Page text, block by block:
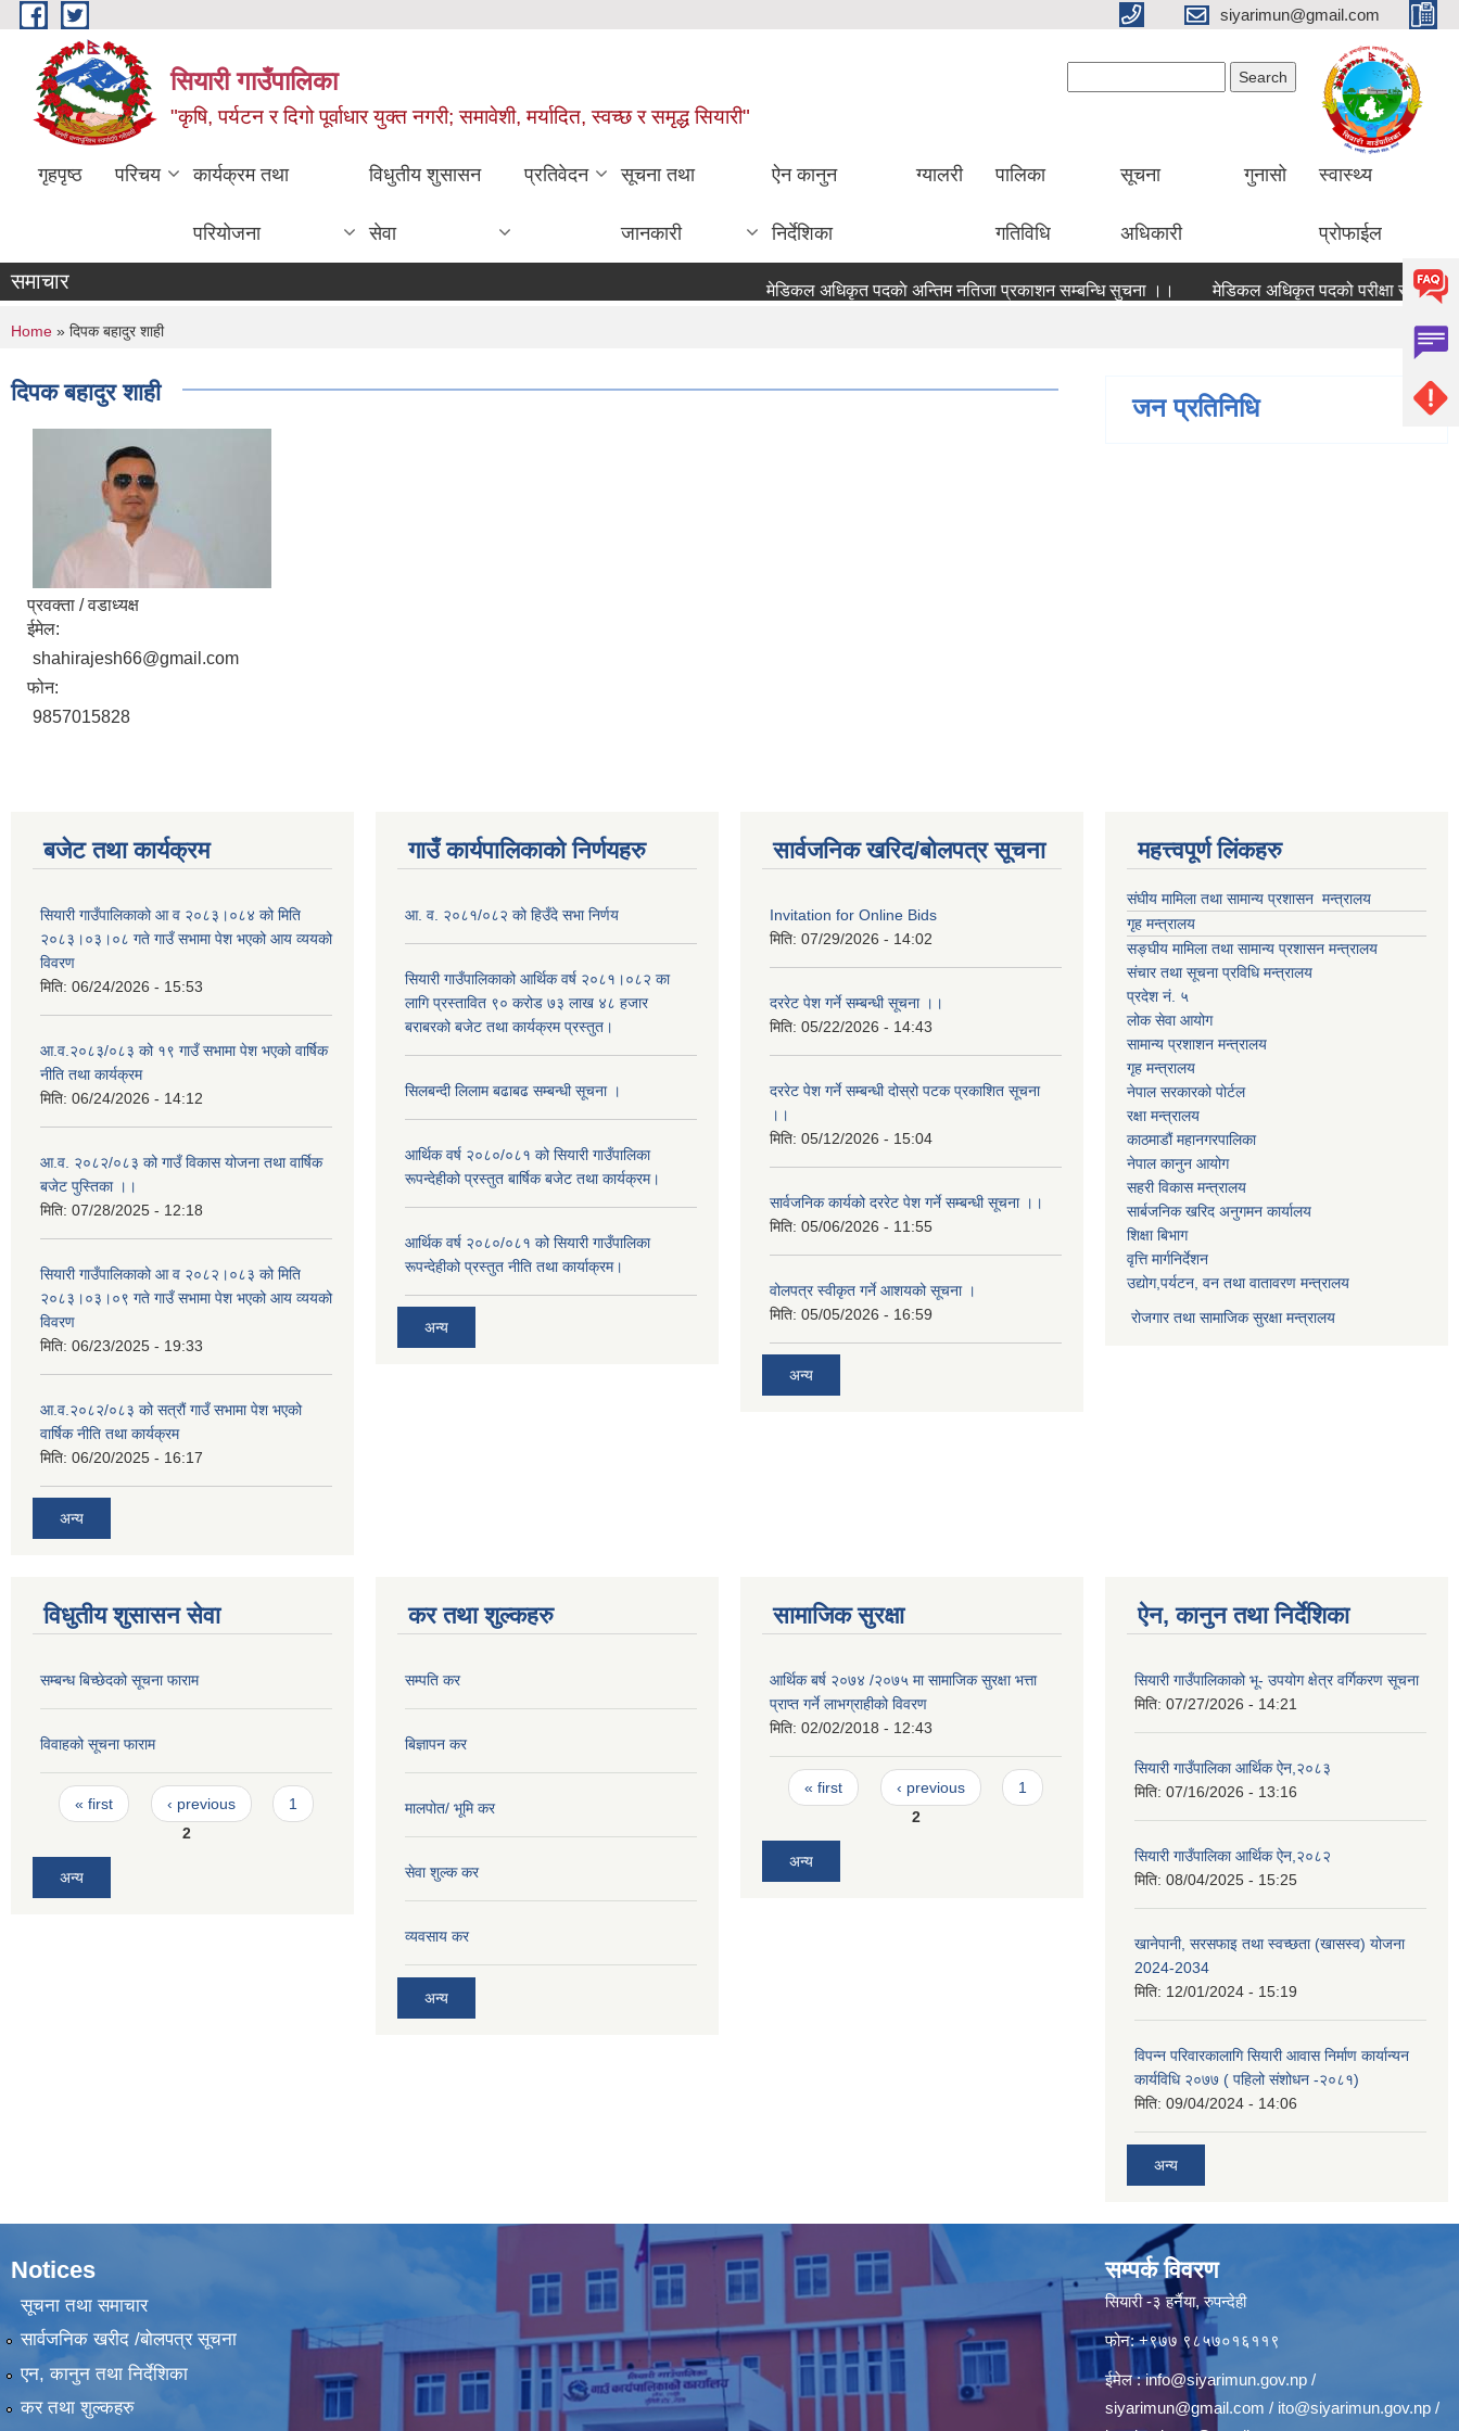
Skip to main content siyarimun@gmail.com
सियारी गाउँपालिका
"कृषि, पर्यटन र दिगो पूर्वाधार युक्त नगरी; समावेशी, मर्यादित, स्वच्छ र समृद्ध सियारी"
गृहपृष्ठ परिचय कार्यक्रम तथा
परियोजना
विधुतीय शुसासन
सेवा
प्रतिवेदन सूचना तथा
जानकारी
ऐन कानुन
निर्देशिका
ग्यालरी पालिका
गतिविधि
सूचना
अधिकारी
गुनासो स्वास्थ्य
प्रोफाईल
समाचार मेडिकल अधिकृत पदकाे अन्तिम नतिजा प्रकाशन सम्बन्धि सुचना ।। मेडिकल अधिकृत पदको परीक्षा सञ्चालन
You are here
Home » दिपक बहादुर शाही
दिपक बहादुर शाही
प्रवक्ता / वडाध्यक्ष
ईमेल:
shahirajesh66@gmail.com
फोन:
9857015828
जन प्रतिनिधि
बजेट तथा कार्यक्रम
सियारी गाउँपालिकाको आ व २०८३।०८४ को मिति
२०८३।०३।०८ गते गाउँ सभामा पेश भएको आय व्ययको
विवरण
मिति: 06/24/2026 - 15:53
आ.व.२०८३/०८३ को १९ गाउँ सभामा पेश भएको वार्षिक
नीति तथा कार्यक्रम
मिति: 06/24/2026 - 14:12
आ.व. २०८२/०८३ को गाउँ विकास योजना तथा वार्षिक
बजेट पुस्तिका ।।
मिति: 07/28/2025 - 12:18
सियारी गाउँपालिकाको आ व २०८२।०८३ को मिति
२०८३।०३।०९ गते गाउँ सभामा पेश भएको आय व्ययको
विवरण
मिति: 06/23/2025 - 19:33
आ.व.२०८२/०८३ को सत्रौं गाउँ सभामा पेश भएको
वार्षिक नीति तथा कार्यक्रम
मिति: 06/20/2025 - 16:17
अन्य
गाउँ कार्यपालिकाको निर्णयहरु
आ. व. २०८१/०८२ को हिउँदे सभा निर्णय
सियारी गाउँपालिकाको आर्थिक वर्ष २०८१।०८२ का
लागि प्रस्तावित ९० करोड ७३ लाख ४८ हजार
बराबरको बजेट तथा कार्यक्रम प्रस्तुत।
सिलबन्दी लिलाम बढाबढ सम्बन्धी सूचना ।
आर्थिक वर्ष २०८०/०८१ को सियारी गाउँपालिका
रूपन्देहीको प्रस्तुत बार्षिक बजेट तथा कार्यक्रम।
आर्थिक वर्ष २०८०/०८१ को सियारी गाउँपालिका
रूपन्देहीको प्रस्तुत नीति तथा कार्याक्रम।
अन्य
सार्वजनिक खरिद/बोलपत्र सूचना
Invitation for Online Bids
मिति: 07/29/2026 - 14:02
दररेट पेश गर्ने सम्बन्धी सूचना ।।
मिति: 05/22/2026 - 14:43
दररेट पेश गर्ने सम्बन्धी दोस्रो पटक प्रकाशित सूचना
।।
मिति: 05/12/2026 - 15:04
सार्वजनिक कार्यको दररेट पेश गर्ने सम्बन्धी सूचना ।।
मिति: 05/06/2026 - 11:55
वोलपत्र स्वीकृत गर्ने आशयको सूचना ।
मिति: 05/05/2026 - 16:59
अन्य
महत्त्वपूर्ण लिंकहरु
संघीय मामिला तथा सामान्य प्रशासन मन्त्रालय
गृह मन्त्रालय
सङ्घीय मामिला तथा सामान्य प्रशासन मन्त्रालय
संचार तथा सूचना प्रविधि मन्त्रालय
प्रदेश नं. ५
लोक सेवा आयोग
सामान्य प्रशाशन मन्त्रालय
गृह मन्त्रालय
नेपाल सरकारको पोर्टल
रक्षा मन्त्रालय
काठमाडौं महानगरपालिका
नेपाल कानुन आयोग
सहरी विकास मन्त्रालय
सार्बजनिक खरिद अनुगमन कार्यालय
शिक्षा बिभाग
वृत्ति मार्गनिर्देशन
उद्योग,पर्यटन, वन तथा वातावरण मन्त्रालय
रोजगार तथा सामाजिक सुरक्षा मन्त्रालय
विधुतीय शुसासन सेवा
सम्बन्ध बिच्छेदको सूचना फाराम
विवाहको सूचना फाराम
Pages
« first ‹ previous
1
2
अन्य
कर तथा शुल्कहरु
सम्पति कर
बिज्ञापन कर
मालपोत/ भूमि कर
सेवा शुल्क कर
व्यवसाय कर
अन्य
सामाजिक सुरक्षा
आर्थिक बर्ष २०७४ /२०७५ मा सामाजिक सुरक्षा भत्ता
प्राप्त गर्ने लाभग्राहीको विवरण
मिति: 02/02/2018 - 12:43
Pages
« first ‹ previous
1
2
अन्य
ऐन, कानुन तथा निर्देशिका
सियारी गाउँपालिकाको भू- उपयोग क्षेत्र वर्गिकरण सूचना
मिति: 07/27/2026 - 14:21
सियारी गाउँपालिका आर्थिक ऐन,२०८३
मिति: 07/16/2026 - 13:16
सियारी गाउँपालिका आर्थिक ऐन,२०८२
मिति: 08/04/2025 - 15:25
खानेपानी, सरसफाइ तथा स्वच्छता (खासस्व) योजना
2024-2034
मिति: 12/01/2024 - 15:19
विपन्न परिवारकालागि सियारी आवास निर्माण कार्यान्यन
कार्यविधि २०७७ ( पहिलो संशोधन -२०८१)
मिति: 09/04/2024 - 14:06
अन्य
Notices
सूचना तथा समाचार
सार्वजनिक खरीद /बोलपत्र सूचना
एन, कानुन तथा निर्देशिका
कर तथा शुल्कहरु
सम्पर्क विवरण
सियारी -३ हर्नैया, रुपन्देही
फोन: +९७७ ९८५७०१६११९
ईमेल :info@siyarimun.gov.np /
siyarimun@gmail.com / ito@siyarimun.gov.np /